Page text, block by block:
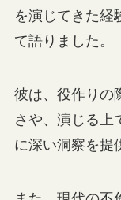
を演じてきた経
て語りました。
彼は、役作りの
さや、演じる上
に深い洞察を提